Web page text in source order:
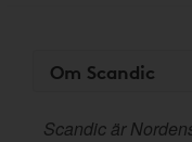
Om Scandic
Scandic är